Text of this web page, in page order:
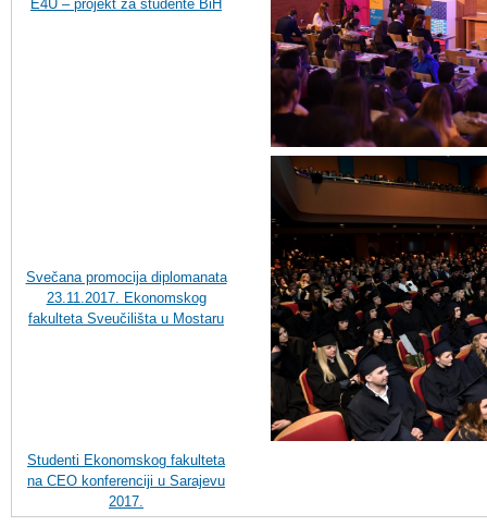
E4U – projekt za studente BiH
Svečana promocija diplomanata
23.11.2017. Ekonomskog
fakulteta Sveučilišta u Mostaru
Studenti Ekonomskog fakulteta
na CEO konferenciji u Sarajevu
2017.